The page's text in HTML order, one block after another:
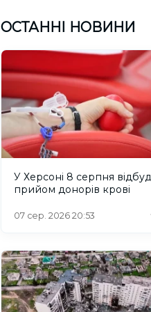
ОСТАННІ НОВИНИ
У Херсоні 8 серпня
прийом донорів крові
07 сер. 2026 20:53